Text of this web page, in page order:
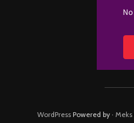
Meks
· Powered by
WordPress